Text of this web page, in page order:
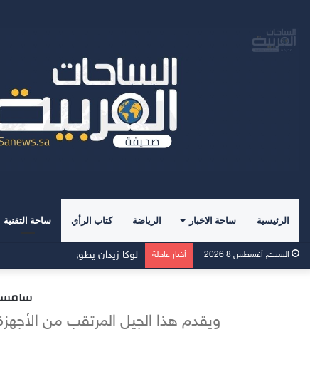
الرئيسية ساحة الاخبار الرياضة كتاب الرأي ساحة التقنية
السبت, أغسطس 8 2026 أخبار عاجلة لوكا زيدان يطوي صفحة غرناطة
ويقدم هذا الجيل المرتقب من